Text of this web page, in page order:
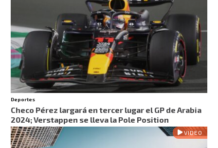
Deportes
Checo Pérez largará en tercer lugar el GP de Arabia
2024; Verstappen se lleva la Pole Position
VIDEO